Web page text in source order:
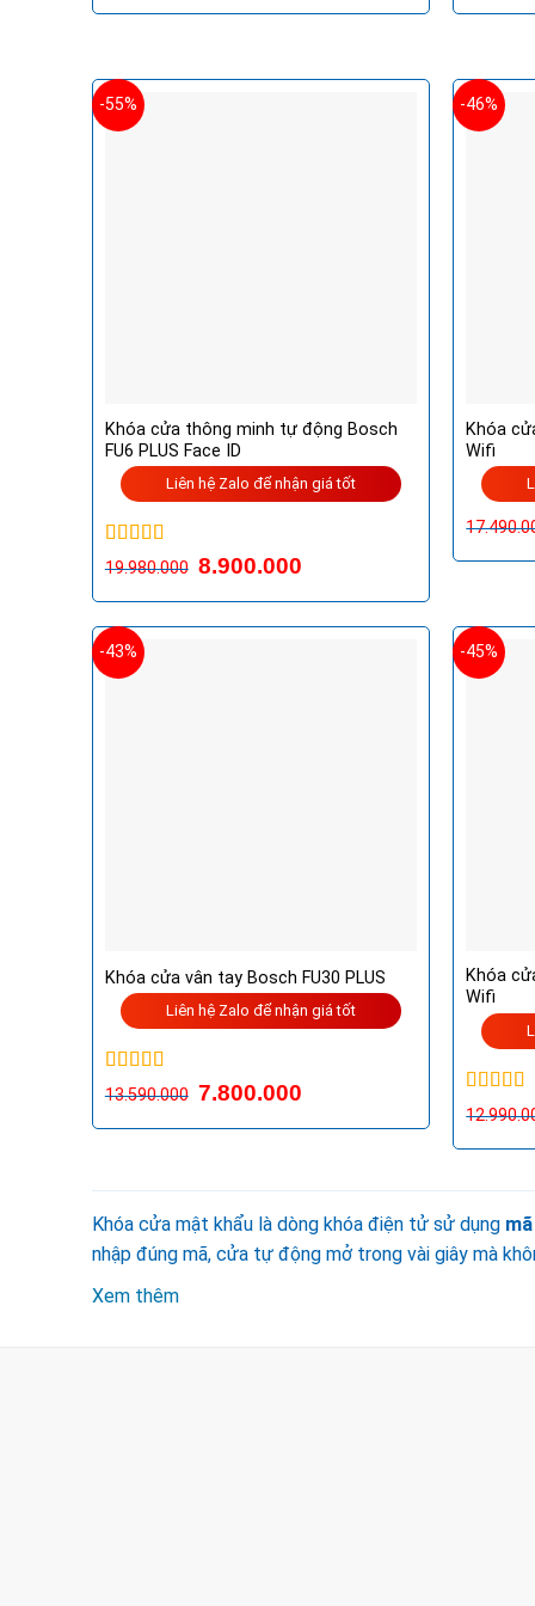
-55%
Khóa cửa thông minh tự động Bosch
FU6 PLUS Face ID
Liên hệ Zalo để nhận giá tốt
Được xếp
hạng 5.00 5
sao
19.980.000 8.900.000
-46%
Khóa
Wifi
-43%
Khóa cửa vân tay Bosch FU30 PLUS
Liên hệ Zalo để nhận giá tốt
Được xếp
hạng 5.00 5
sao
13.590.000 7.800.000
-45%
Khóa
Wifi
Được
hạng
sao
Khóa cửa mật khẩu là dòng khóa điện tử sử dụng
nhập đúng mã, cửa tự động mở trong vài giây mà
Xem thêm